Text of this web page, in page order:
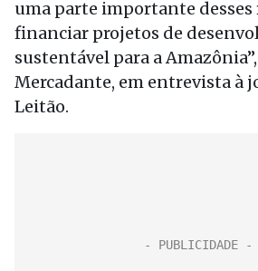
uma parte importante desses
financiar projetos de
sustentável para a
Mercadante, em entrevista à
Leitão.